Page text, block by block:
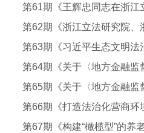
第61期《王辉忠同志在浙江
第62期《浙江立法研究院、
第63期《习近平生态文明法
第64期《关于〈地方金融监
第65期《关于〈地方金融监
第66期《打造法治化营商环
第67期《构建“橄榄型”的养